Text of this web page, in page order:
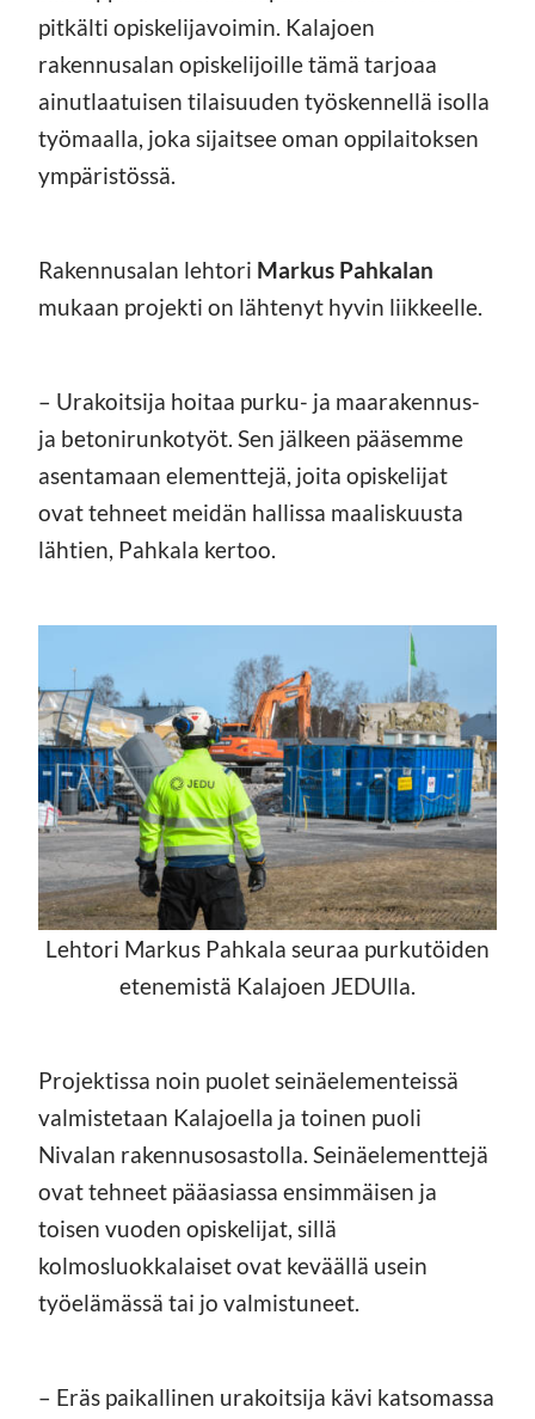
pitkälti opiskelijavoimin. Kalajoen
rakennusalan opiskelijoille tämä tarjoaa
ainutlaatuisen tilaisuuden työskennellä isolla
työmaalla, joka sijaitsee oman oppilaitoksen
ympäristössä.
Rakennusalan lehtori Markus Pahkalan
mukaan projekti on lähtenyt hyvin liikkeelle.
– Urakoitsija hoitaa purku- ja maarakennus-
ja betonirunkotyöt. Sen jälkeen pääsemme
asentamaan elementtejä, joita opiskelijat
ovat tehneet meidän hallissa maaliskuusta
lähtien, Pahkala kertoo.
Lehtori Markus Pahkala seuraa purkutöiden
etenemistä Kalajoen JEDUlla.
Projektissa noin puolet seinäelementeissä
valmistetaan Kalajoella ja toinen puoli
Nivalan rakennusosastolla. Seinäelementtejä
ovat tehneet pääasiassa ensimmäisen ja
toisen vuoden opiskelijat, sillä
kolmosluokkalaiset ovat keväällä usein
työelämässä tai jo valmistuneet.
– Eräs paikallinen urakoitsija kävi katsomassa